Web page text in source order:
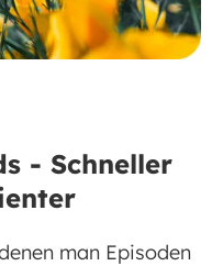
- Schneller
man Episoden